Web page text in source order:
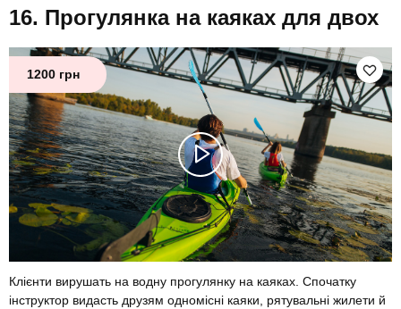
Прогулянка на каяках для двох
1200 грн
Клієнти вирушать на водну прогулянку на каяках. Спочатку
інструктор видасть друзям одномісні каяки, рятувальні жилети й